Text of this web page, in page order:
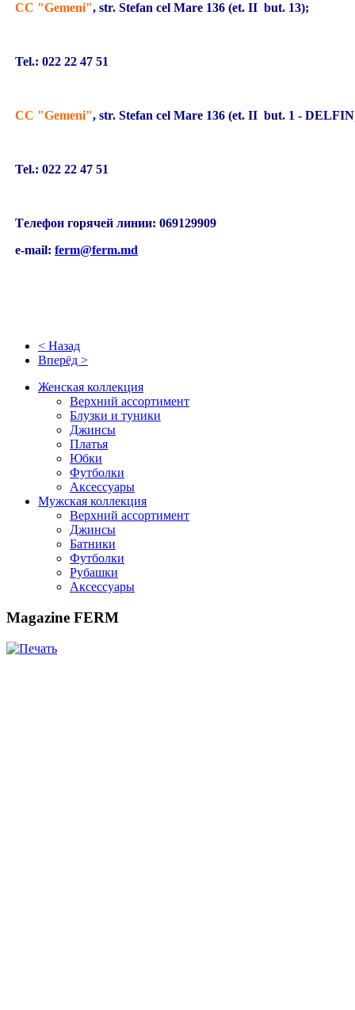
CC "Gemeni", str. Stefan cel Mare 136 (et. II but. 13);
Tel.: 022 22 47 51
CC "Gemeni", str. Stefan cel Mare 136 (et. II but. 1 -
Tel.: 022 22 47 51
Tелефон горячей линии:
e-mail: ferm@ferm.md
< Назад
Вперёд >
Женская коллекция
Верхний ассортимент
Блузки и туники
Джинсы
Платья
Юбки
Футболки
Аксессуары
Мужская коллекция
Верхний ассортимент
Джинсы
Батники
Футболки
Рубашки
Аксессуары
Magazine FERM